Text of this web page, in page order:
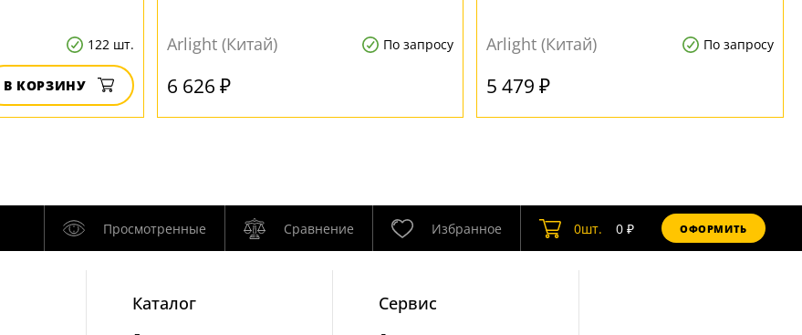
122 шт.
В КОРЗИНУ
Arlight (Китай) По запросу
6 626 ₽
Arlight (Китай) По запросу
5 479 ₽
Просмотренные Сравнение Избранное 0шт. 0₽ ОФОРМИТЬ
Каталог Сервис